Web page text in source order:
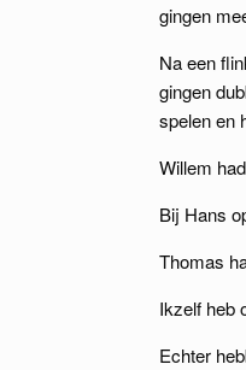
gingen
Na een
gingen
spelen en
Willem
Bij Hans
Thomas
Ikzelf heb
Echter